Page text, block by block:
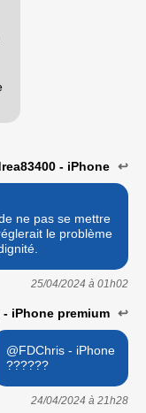
- iPhone ↩
ne pas se mettre
le problème
25/04/2024 à 01h02
iPhone premium ↩
@FDChris - iPhone
??????
24/04/2024 à 21h28